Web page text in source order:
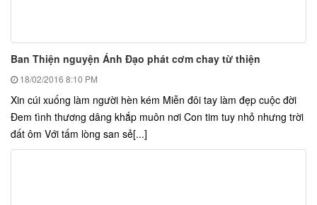
Ban Thiện nguyện Ánh Đạo phát cơm chay từ thiện
18/02/2016 8:10 PM
Xin cúi xuống làm người hèn kém Miễn đôi tay làm đẹp cuộc đời
Đem tình thương dâng khắp muôn nơi Con tim tuy nhỏ nhưng trời
đất ôm Với tấm lòng san sẻ[...]